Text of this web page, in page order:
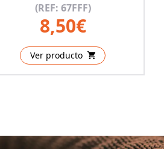
(REF: 67FFF)
8,50€
Ver producto